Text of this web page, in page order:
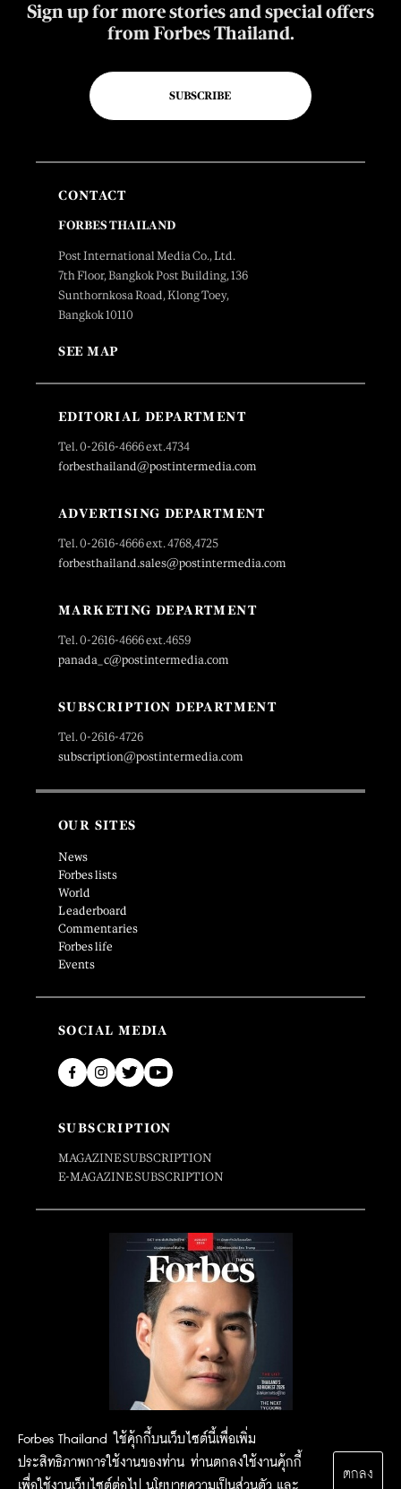
Forbes Thailand ใช้คุ้กกี้บนเว็บไซต์นี้เพื่อเพิ่ม
ประสิทธิภาพการใช้งานของท่าน ท่านตกลงใช้งานคุ้กกี้
เพื่อใช้งานเว็บไซต์ต่อไป
นโยบายความเป็นส่วนตัว และ
ตกลง
Sign up for more stories and special offers
from Forbes Thailand.
SUBSCRIBE
CONTACT
FORBES THAILAND
Post International Media Co., Ltd.
7th Floor, Bangkok Post Building, 136
Sunthornkosa Road, Klong Toey,
Bangkok 10110
SEE MAP
EDITORIAL DEPARTMENT
Tel. 0-2616-4666 ext.4734
forbesthailand@postintermedia.com
ADVERTISING DEPARTMENT
Tel. 0-2616-4666 ext. 4768,4725
forbesthailand.sales@postintermedia.com
MARKETING DEPARTMENT
Tel. 0-2616-4666 ext.4659
panada_c@postintermedia.com
SUBSCRIPTION DEPARTMENT
Tel. 0-2616-4726
subscription@postintermedia.com
OUR SITES
News
Forbes lists
World
Leaderboard
Commentaries
Forbes life
Events
SOCIAL MEDIA
SUBSCRIPTION
MAGAZINE SUBSCRIPTION
E-MAGAZINE SUBSCRIPTION